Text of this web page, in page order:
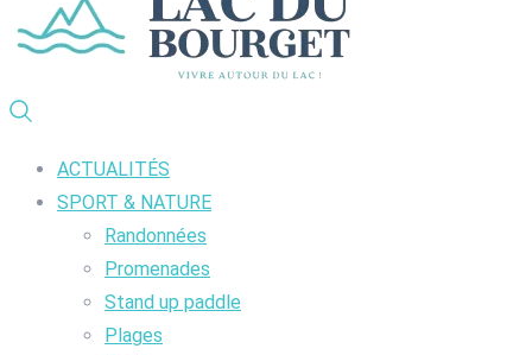
ACTUALITÉS
SPORT & NATURE
Randonnées
Promenades
Stand up paddle
Plages